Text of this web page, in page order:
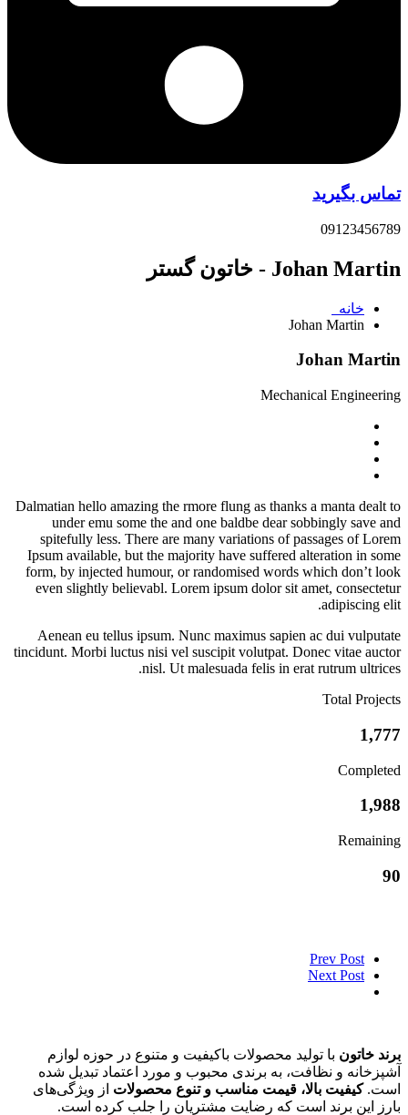
تماس بگیرید
09123456789
Johan Martin - خاتون گستر
خانه
Johan Martin
Johan Martin
Mechanical Engineering
Dalmatian hello amazing the rmore flung as thanks a manta dealt to
under emu some the and one baldbe dear sobbingly save and
spitefully less. There are many variations of passages of Lorem
Ipsum available, but the majority have suffered alteration in some
form, by injected humour, or randomised words which don’t look
even slightly believabl. Lorem ipsum dolor sit amet, consectetur
adipiscing elit.
Aenean eu tellus ipsum. Nunc maximus sapien ac dui vulputate
tincidunt. Morbi luctus nisi vel suscipit volutpat. Donec vitae auctor
nisl. Ut malesuada felis in erat rutrum ultrices.
Total Projects
1,777
Completed
1,988
Remaining
90
Prev Post
Next Post
برند خاتون با تولید محصولات باکیفیت و متنوع در حوزه لوازم
آشپزخانه و نظافت، به برندی محبوب و مورد اعتماد تبدیل شده
است.کیفیت بالا، قیمت مناسب و تنوع محصولات از ویژگی‌های
بارز این برند است که رضایت مشتریان را جلب کرده است.